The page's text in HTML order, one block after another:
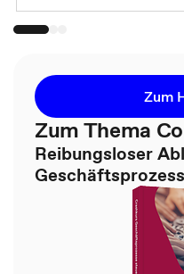
Zum
Zum Thema
Reibungsloser